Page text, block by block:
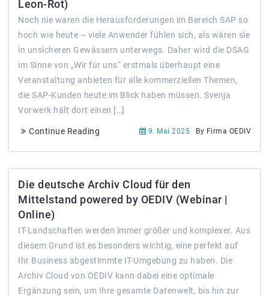
Leon-Rot)
Noch nie waren die Herausforderungen im Bereich SAP so
hoch wie heute – viele Anwender fühlen sich, als wären sie
in unsicheren Gewässern unterwegs. Daher wird die DSAG
im Sinne von „Wir für uns“ erstmals überhaupt eine
Veranstaltung anbieten für alle kommerziellen Themen,
die SAP-Kunden heute im Blick haben müssen. Svenja
Vorwerk hält dort einen […]
Continue Reading 9. Mai 2025 By Firma OEDIV
Die deutsche Archiv Cloud für den
Mittelstand powered by OEDIV (Webinar |
Online)
IT-Landschaften werden immer größer und komplexer. Aus
diesem Grund ist es besonders wichtig, eine perfekt auf
Ihr Business abgestimmte IT-Umgebung zu haben. Die
Archiv Cloud von OEDIV kann dabei eine optimale
Ergänzung sein, um Ihre gesamte Datenwelt, bis hin zur